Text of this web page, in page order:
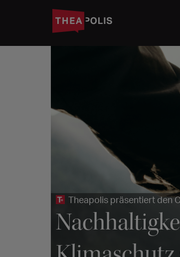
Theapolis präsentiert den